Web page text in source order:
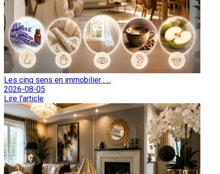
Les cinq sens en immobilier : ...
2026-08-05
Lire l'article